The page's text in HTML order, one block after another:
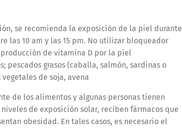
se recomienda la exposición de la piel durante
las 10 am y las 15 pm. No utilizar bloqueador
de vitamina D por la piel
pescados grasos (caballa, salmón, sardinas o
de soja, avena
de los alimentos y algunas personas tienen
de exposición solar, reciben fármacos que
obesidad. En tales casos, es necesario el